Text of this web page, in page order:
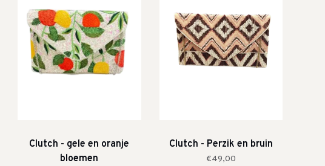
Clutch - gele en oranje
bloemen
Clutch - Perzik en bruin
€49,00